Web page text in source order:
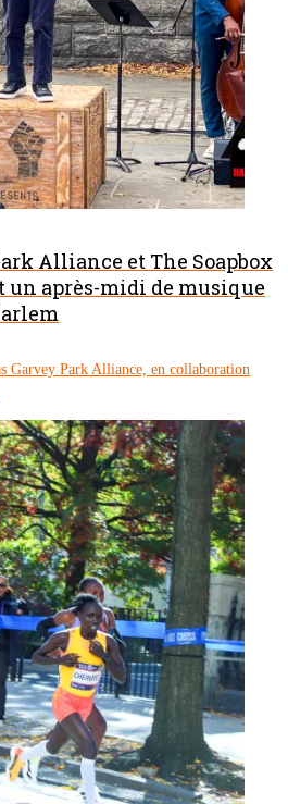
Alliance et The Soapbox
un après-midi de musique
Garvey Park Alliance, en collaboration